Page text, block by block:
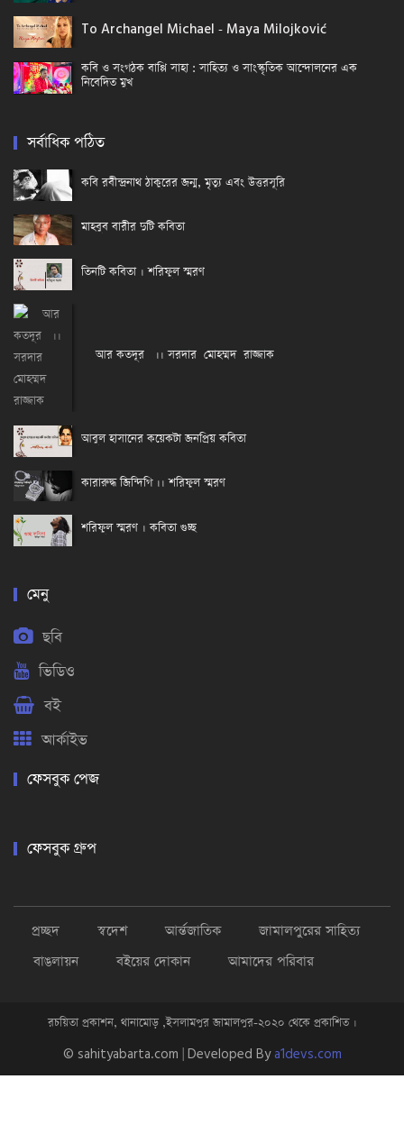
To Archangel Michael - Maya Milojković
কবি ও সংগঠক বাপ্পি সাহা : সাহিত্য ও সাংস্কৃতিক আন্দোলনের এক
নিবেদিত মুখ
সর্বাধিক পঠিত
কবি রবীন্দ্রনাথ ঠাকুরের জন্ম, মৃত্যু এবং উত্তরসূরি
মাহবুব বারীর দুটি কবিতা
তিনটি কবিতা । শরিফুল স্মরণ
আর কতদূর ।। সরদার মোহম্মদ রাজ্জাক
আবুল হাসানের কয়েকটা জনপ্রিয় কবিতা
কারারুদ্ধ জিন্দিগি ।। শরিফুল স্মরণ
শরিফুল স্মরণ । কবিতা গুচ্ছ
মেনু
ছবি
ভিডিও
বই
আর্কাইভ
ফেসবুক পেজ
ফেসবুক গ্রুপ
প্রচ্ছদ স্বদেশ আর্ন্তজাতিক
জামালপুরের সাহিত্য
বাঙলায়ন
বইয়ের দোকান আমাদের পরিবার
রচয়িতা প্রকাশন, থানামোড় ,ইসলামপুর জামালপুর-২০২০ থেকে প্রকাশিত ।
© sahityabarta.com | Developed Bya1devs.com